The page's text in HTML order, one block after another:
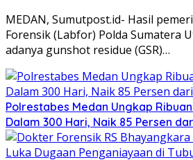
MEDAN, Sumutpost.id- Hasil
Forensik (Labfor) Polda Sumatera
adanya gunshot residue (GSR)…
Polrestabes Medan Ungkap
Dalam 300 Hari, Naik 85 Persen